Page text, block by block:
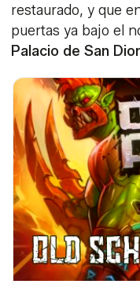
restaurado, y que
puertas ya bajo el
Palacio de San